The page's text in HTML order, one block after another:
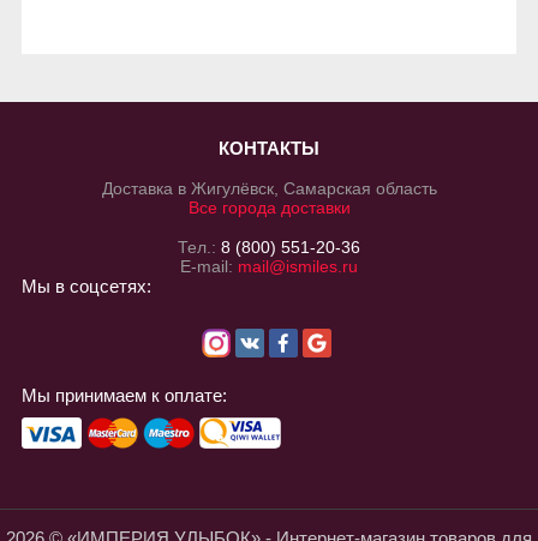
КОНТАКТЫ
Доставка в Жигулёвск, Самарская область
Все города доставки
Тел.: 8 (800) 551-20-36
E-mail: mail@ismiles.ru
Мы в соцсетях:
Мы принимаем к оплате: